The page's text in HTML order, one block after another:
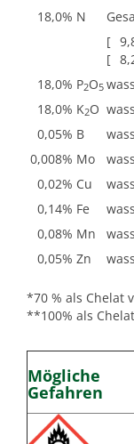
18,0% N
[
[
18,0% P2O5
18,0% K2O
0,05% B
0,008% Mo
0,02% Cu
0,14% Fe
0,08% Mn
0,05% Zn
*70 % als Chelat
**100% als
Mögliche
Gefahren